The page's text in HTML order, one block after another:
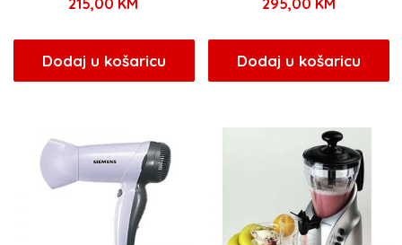
Dodaj u košaricu Dodaj u košaricu